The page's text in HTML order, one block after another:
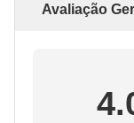
Avaliação